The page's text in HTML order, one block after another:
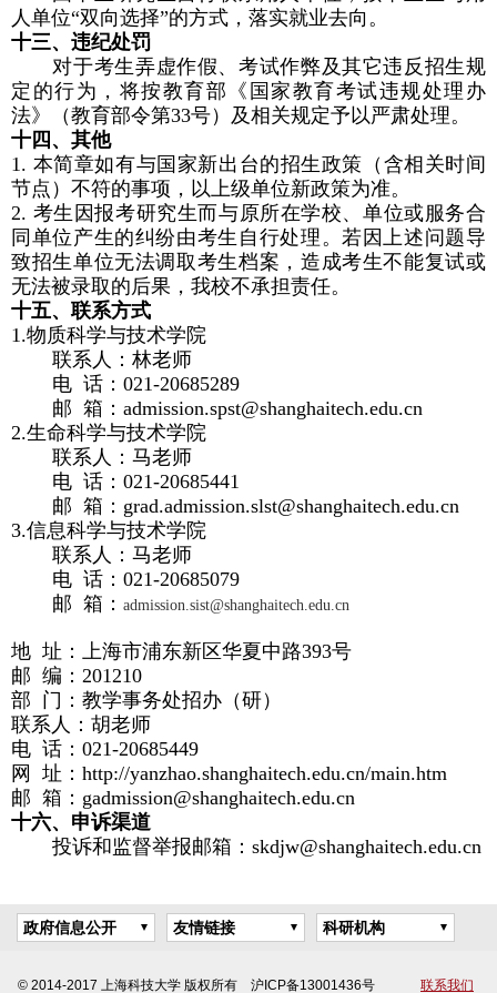
人单位“双向选择”的方式，落实就业去向。
十三、违纪处罚
对于考生弄虚作假、考试作弊及其它违反招生规
定的行为，将按教育部《国家教育考试违规处理办
法》（教育部令第33号）及相关规定予以严肃处理。
十四、其他
1. 本简章如有与国家新出台的招生政策（含相关时间
节点）不符的事项，以上级单位新政策为准。
2. 考生因报考研究生而与原所在学校、单位或服务合
同单位产生的纠纷由考生自行处理。若因上述问题导
致招生单位无法调取考生档案，造成考生不能复试或
无法被录取的后果，我校不承担责任。
十五、联系方式
1.物质科学与技术学院
联系人：林老师
电 话：021-20685289
邮 箱：admission.spst@shanghaitech.edu.cn
2.生命科学与技术学院
联系人：马老师
电 话：021-20685441
邮 箱： grad.admission.slst@shanghaitech.edu.cn
3.信息科学与技术学院
联系人：马老师
电 话：021-20685079
邮 箱：admission.sist@shanghaitech.edu.cn
地 址：上海市浦东新区华夏中路393号
邮 编： 201210
部 门：教学事务处招办（研）
联系人：胡老师
电 话： 021-20685449
网 址： http://yanzhao.shanghaitech.edu.cn/main.htm
邮 箱： gadmission@shanghaitech.edu.cn
十六、申诉渠道
投诉和监督举报邮箱：skdjw@shanghaitech.edu.cn
政府信息公开 友情链接 科研机构
© 2014-2017 上海科技大学 版权所有 沪ICP备13001436号 联系我们